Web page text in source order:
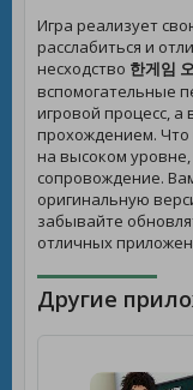
Игра реализует
расслабиться и
несходство 한게임
вспомогательные
игровой процесс, а
прохождением. Что
на высоком
сопровождение.
оригинальную
забывайте
отличных
Другие